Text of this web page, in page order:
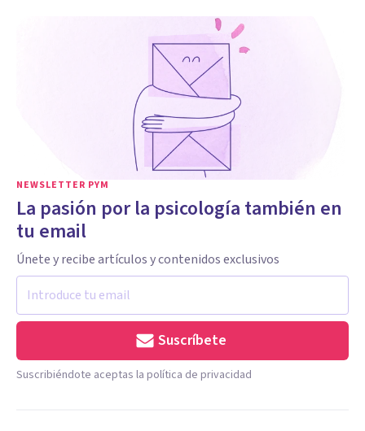
NEWSLETTER PYM
La pasión por la psicología también en
tu email
Únete y recibe artículos y contenidos exclusivos
Suscríbete
Suscribiéndote aceptas la política de privacidad